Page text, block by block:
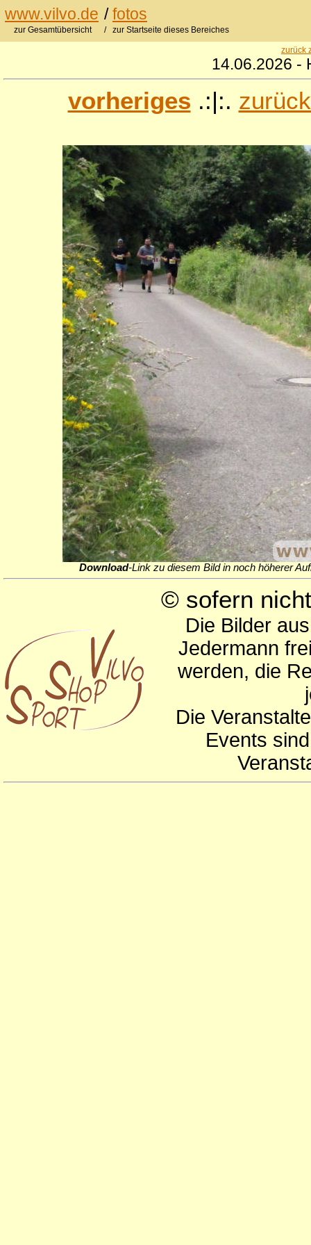
www.vilvo.de /fotos
zur Gesamtübersicht / zur Startseite dieses Bereiches
zurück
14.06.2026 -
vorheriges .:|:.
Download-Link zu diesem Bild in noch höherer
© sofern
Die Bilder
Jedermann
werden, die
Die
Events